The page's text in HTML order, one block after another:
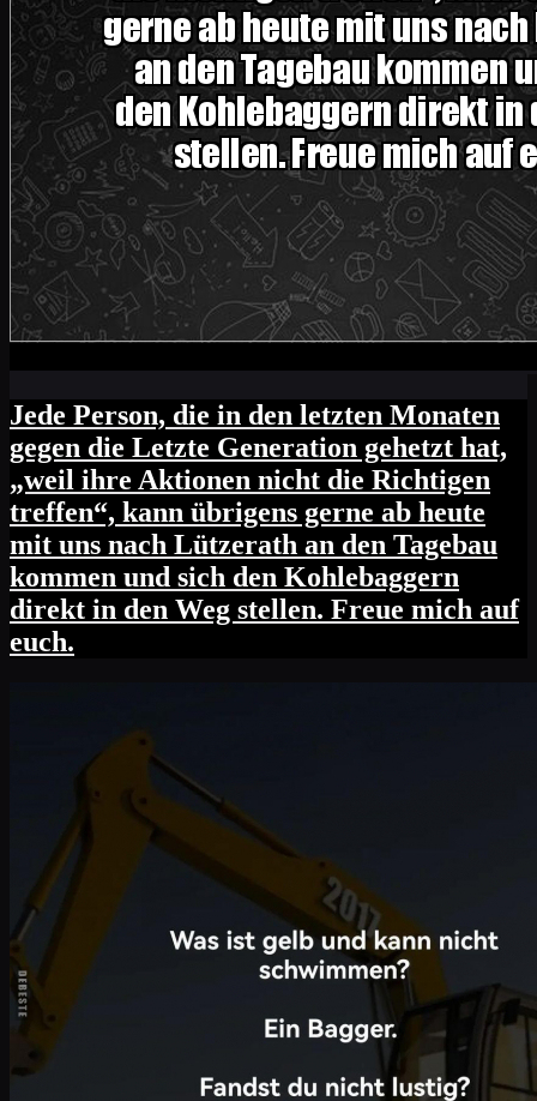
Jede Person, die in den letzten Monaten
gegen die Letzte Generation gehetzt hat,
„weil ihre Aktionen nicht die Richtigen
treffen“, kann übrigens gerne ab heute
mit uns nach Lützerath an den Tagebau
kommen und sich den Kohlebaggern
direkt in den Weg stellen. Freue mich auf
euch.